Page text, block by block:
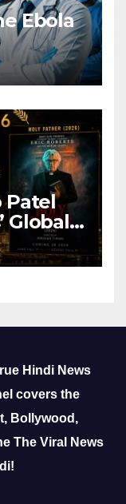
Ebola
Patel
Global
Hindi News
covers the
Bollywood,
The Viral News